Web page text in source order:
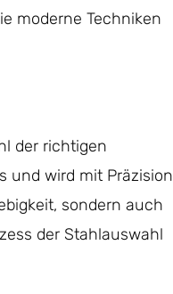
moderne Techniken
der richtigen
und wird mit Präzision
sondern auch
der Stahlauswahl